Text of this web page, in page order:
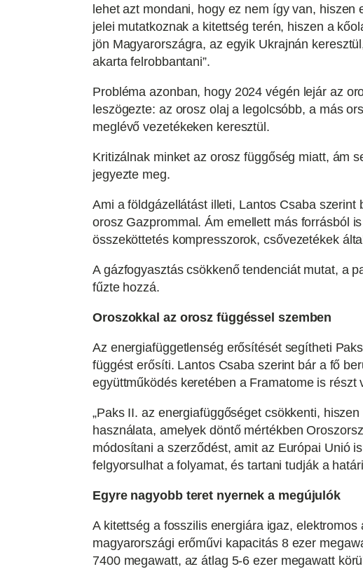
lehet azt mondani, hogy ez nem így van,
jelei mutatkoznak a kitettség terén, hiszen a
jön Magyarországra, az egyik Ukrajnán
akarta felrobbantani”.
Probléma azonban, hogy 2024 végén lejár az
leszögezte: az orosz olaj a legolcsóbb, a más
meglévő vezetékeken keresztül.
Kritizálnak minket az orosz függőség miatt, ám
jegyezte meg.
Ami a földgázellátást illeti, Lantos Csaba
orosz Gazprommal. Ám emellett más forrásból
összeköttetés kompresszorok, csővezetékek
A gázfogyasztás csökkenő tendenciát mutat, a
fűzte hozzá.
Oroszokkal az orosz függéssel szemben
Az energiafüggetlenség erősítését segítheti
függést erősíti. Lantos Csaba szerint bár a fő
együttműködés keretében a Framatome is részt
„Paks II. az energiafüggőséget csökkenti,
használata, amelyek döntő mértékben
módosítani a szerződést, amit az Európai Unió
felgyorsulhat a folyamat, és tartani tudják a
Egyre nagyobb teret nyernek a megújulók
A kitettség a fosszilis energiára igaz,
magyarországi erőművi kapacitás 8 ezer
7400 megawatt, az átlag 5-6 ezer megawatt